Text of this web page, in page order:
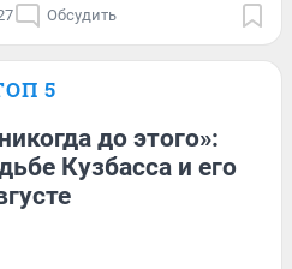
Обсудить
5
до этого»:
Кузбасса и его